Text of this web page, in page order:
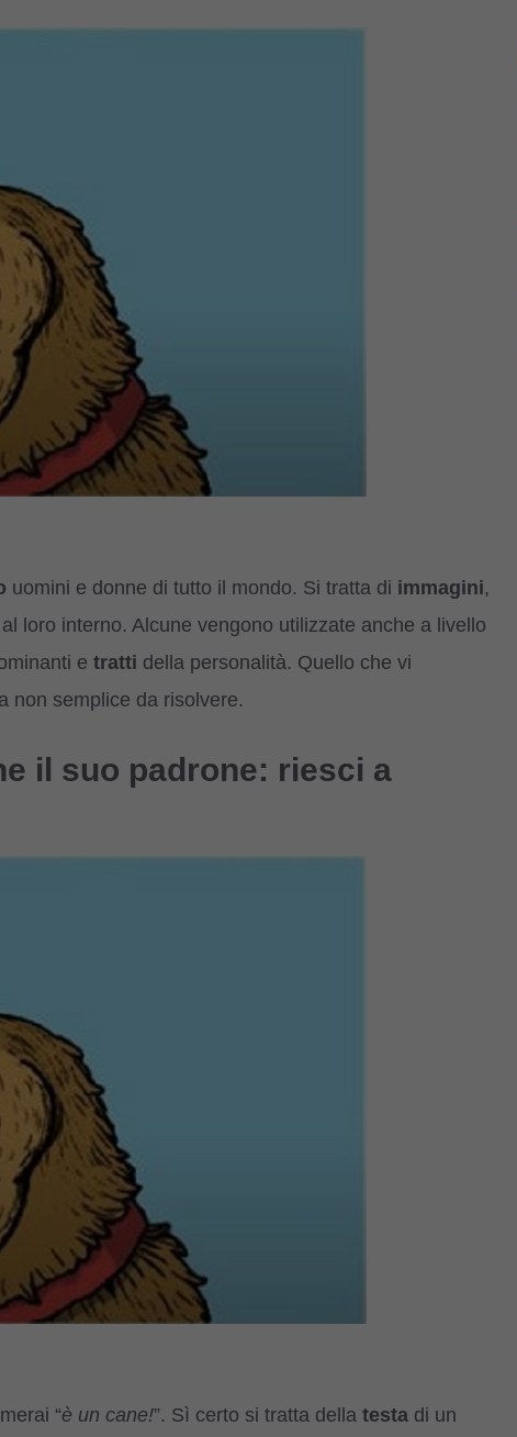
uomini e donne di tutto il mondo. Si tratta di immagini,
al loro interno. Alcune vengono utilizzate anche a livello
e tratti della personalità. Quello che vi
non semplice da risolvere.
il suo padrone: riesci a
“è un cane!”. Sì certo si tratta della testa di un